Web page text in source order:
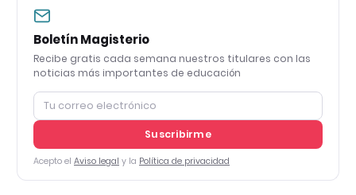
Boletín Magisterio
Recibe gratis cada semana nuestros titulares con las
noticias más importantes de educación
Suscribirme
Acepto el Aviso legal y la Política de privacidad